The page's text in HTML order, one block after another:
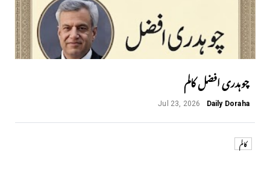
چوہدری افضل کالم
Daily Doraha
Jul 23, 2026
کالم